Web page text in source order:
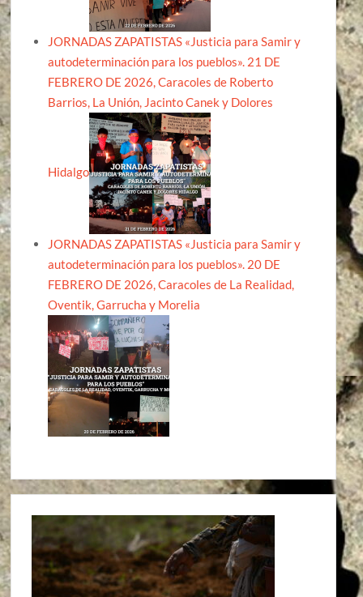
JORNADAS ZAPATISTAS «Justicia para Samir y
autodeterminación para los pueblos». 21 DE
FEBRERO DE 2026, Caracoles de Roberto
Barrios, La Unión, Jacinto Canek y Dolores
Hidalgo
JORNADAS ZAPATISTAS «Justicia para Samir y
autodeterminación para los pueblos». 20 DE
FEBRERO DE 2026, Caracoles de La Realidad,
Oventik, Garrucha y Morelia